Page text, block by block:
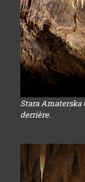
Stara Amaterska
derrière.